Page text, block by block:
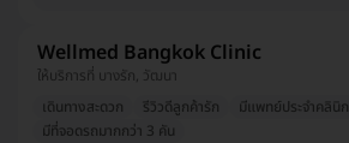
Wellmed Bangkok Clinic
ให้บริการที่ บางรัก, วัฒนา
เดินทางสะดวก
รีวิวดีลูกค้ารัก
มีแพทย์ประจำคลินิก
มีที่จอดรถมากกว่า 3 คัน